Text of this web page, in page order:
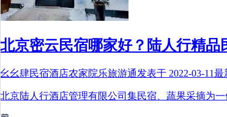
北京密云民宿哪家好？陆人行精
幺幺肆民宿酒店农家院乐旅游通发表于 2022-03-11最
北京陆人行酒店管理有限公司集民宿、蔬果采摘为